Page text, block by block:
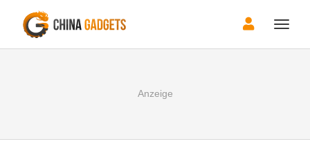
Toggle